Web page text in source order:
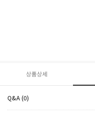
상품상세
Q&A (0)